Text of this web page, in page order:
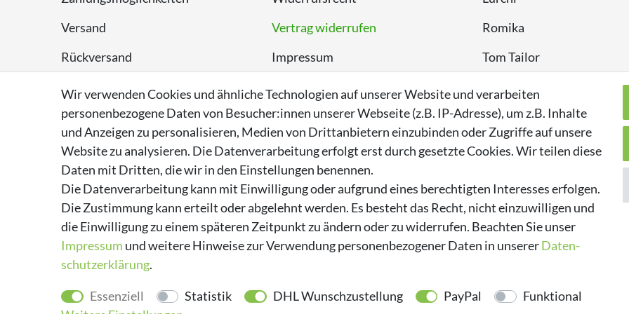
Versand
Rückversand
Entsorgungshinweise
Über Supremo Shoes
Vertrag widerrufen
Impressum
Datenschutzerklärung
AGB
Romika
Tom Tailor
Kappa
© 2026 made by Supremo | Alle Rechte vorbehalten.
Wir verwenden Cookies und ähnliche Technologien auf unserer Website und verarbeiten
personenbezogene Daten von Besucher:innen unserer Webseite (z.B. IP-Adresse), um z.B. Inhalte
und Anzeigen zu personalisieren, Medien von Drittanbietern einzubinden oder Zugriffe auf unsere
Website zu analysieren. Die Datenverarbeitung erfolgt erst durch gesetzte Cookies. Wir teilen diese
Daten mit Dritten, die wir in den Einstellungen benennen.
Die Datenverarbeitung kann mit Einwilligung oder aufgrund eines berechtigten Interesses erfolgen.
Die Zustimmung kann erteilt oder abgelehnt werden. Es besteht das Recht, nicht einzuwilligen und
die Einwilligung zu einem späteren Zeitpunkt zu ändern oder zu widerrufen. Beachten Sie unser
Impressum und weitere Hinweise zur Verwendung personenbezogener Daten in unsererDaten­
schutz­erklärung.
Essenziell Statistik DHL Wunschzustellung PayPal
Funktional